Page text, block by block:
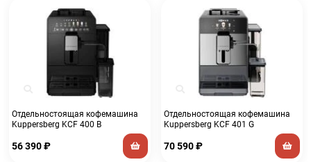
Отдельностоящая кофемашина
Kuppersberg KCF 400 B
56 390₽
Отдельностоящая кофемашина
Kuppersberg KCF 401 G
70 590₽